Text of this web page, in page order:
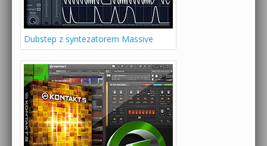
Dubstep z syntezatorem Massive